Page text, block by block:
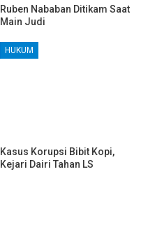
Ruben Nababan Ditikam Saat
Main Judi
HUKUM
Kasus Korupsi Bibit Kopi,
Kejari Dairi Tahan LS